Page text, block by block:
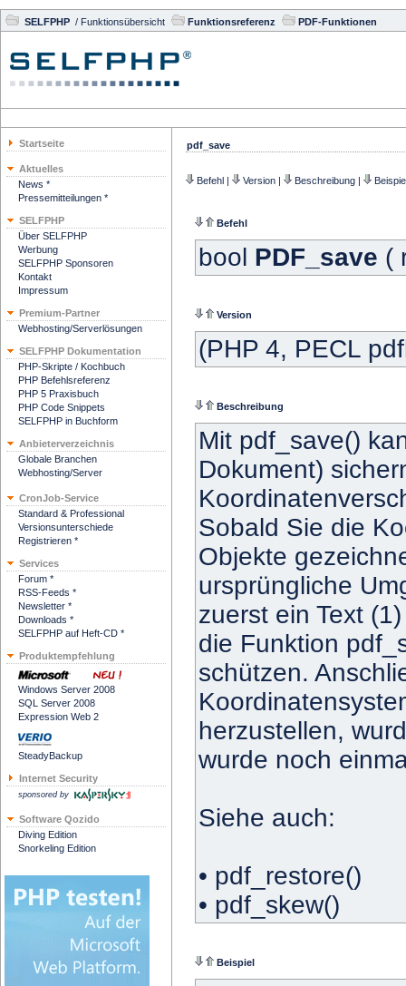
SELFPHP / Funktionsübersicht Funktionsreferenz PDF-Funktionen
Startseite
Aktuelles
News *
Pressemitteilungen *
SELFPHP
Über SELFPHP
Werbung
SELFPHP Sponsoren
Kontakt
Impressum
Premium-Partner
Webhosting/Serverlösungen
SELFPHP Dokumentation
PHP-Skripte / Kochbuch
PHP Befehlsreferenz
PHP 5 Praxisbuch
PHP Code Snippets
SELFPHP in Buchform
Anbieterverzeichnis
Globale Branchen
Webhosting/Server
CronJob-Service
Standard & Professional
Versionsunterschiede
Registrieren *
Services
Forum *
RSS-Feeds *
Newsletter *
Downloads *
SELFPHP auf Heft-CD *
Produktempfehlung
Windows Server 2008
SQL Server 2008
Expression Web 2
SteadyBackup
Internet Security
sponsored by
Software Qozido
Diving Edition
Snorkeling Edition
pdf_save
Befehl | Version | Beschreibung |
Befehl
bool PDF_save (
Version
(PHP 4, PECL
Beschreibung
Mit pdf_save()
Dokument)
Sobald Sie die
Objekte
ursprüngliche
zuerst ein Text
die Funktion
schützen.
herzustellen,
wurde noch
Siehe auch:
• pdf_restore()
• pdf_skew()
Beispiel